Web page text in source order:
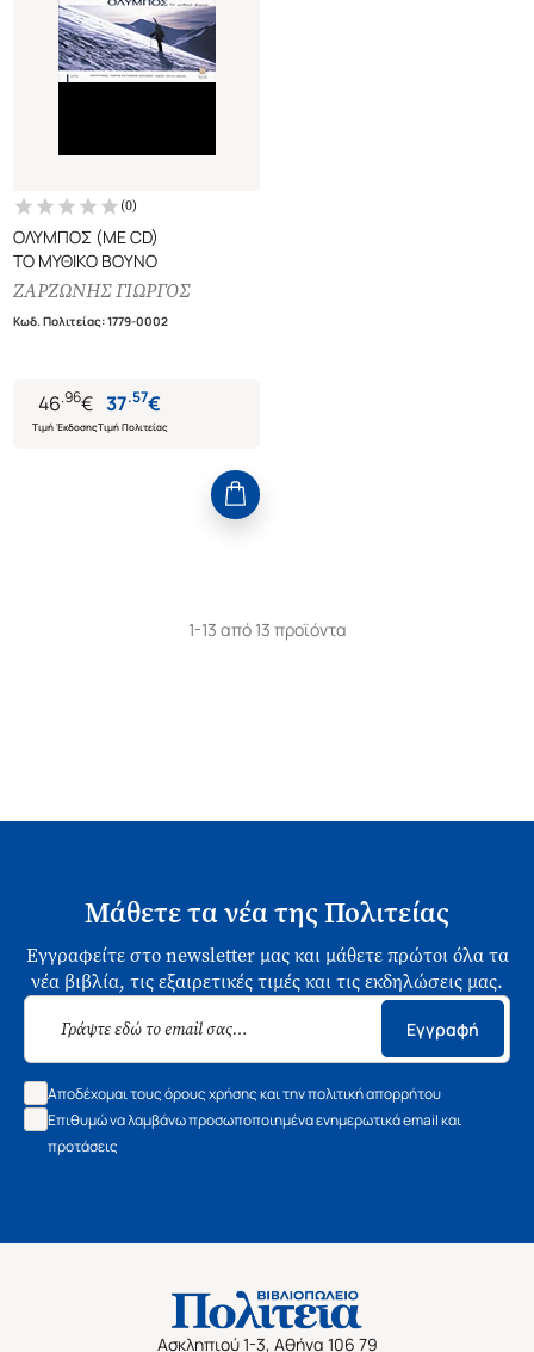
(0)
ΟΛΥΜΠΟΣ (ΜΕ CD)
ΤΟ ΜΥΘΙΚΟ ΒΟΥΝΟ
ΖΑΡΖΩΝΗΣ ΓΙΩΡΓΟΣ
Κωδ. Πολιτείας:1779-0002
46.96€
Τιμή Έκδοσης
37.57€
Τιμή Πολιτείας
1-13 από 13 προϊόντα
Μάθετε τα νέα της Πολιτείας
Εγγραφείτε στο newsletter μας και μάθετε πρώτοι όλα τα
νέα βιβλία, τις εξαιρετικές τιμές και τις εκδηλώσεις μας.
Εγγραφή
Αποδέχομαι τους όρους χρήσης και την πολιτική απορρήτου
Επιθυμώ να λαμβάνω προσωποποιημένα ενημερωτικά email και
προτάσεις
Ασκληπιού 1-3, Αθήνα 106 79